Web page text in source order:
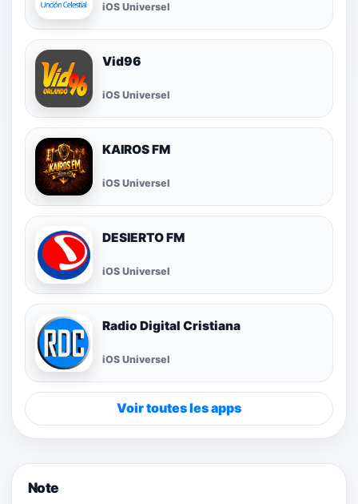
iOS Universel
Vid96
iOS Universel
KAIROS FM
iOS Universel
DESIERTO FM
iOS Universel
Radio Digital Cristiana
iOS Universel
Voir toutes les apps
Note